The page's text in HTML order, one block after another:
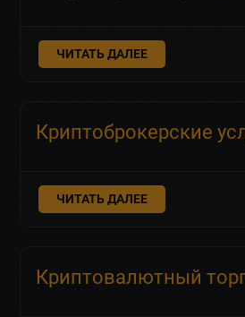
ЧИТАТЬ ДАЛЕЕ
Криптоброкерские
ЧИТАТЬ ДАЛЕЕ
Криптовалютный